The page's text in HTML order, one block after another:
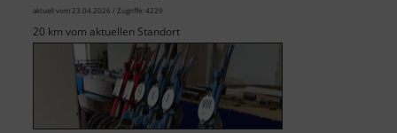
aktuell vom 23.04.2026 / Zugriffe: 4229
20 km vom aktuellen Standort